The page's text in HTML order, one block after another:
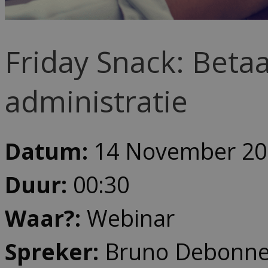
Friday Snack:
administratie
Datum: 14 November
Duur: 00:30
Waar?: Webinar
Spreker: Bruno